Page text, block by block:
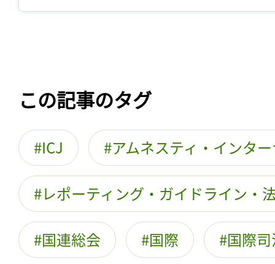
この記事のタグ
ICJ アムネスティ・インタ
レポーティング・ガイドライン・
国連総会 国際 国際